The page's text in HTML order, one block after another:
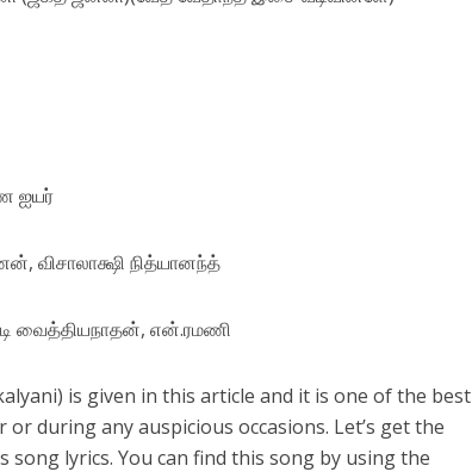
ஐயர்
விசாலாக்ஷி நித்யானந்த்
வைத்தியநாதன், என்.ரமணி
is given in this article and it is one of the best
during any auspicious occasions. Let’s get the
song lyrics. You can find this song by using the